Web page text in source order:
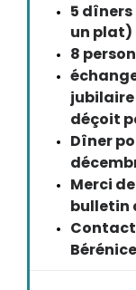
5
un plat)
8
jubilaire
déçoit
Dîner
Merci
bulletin
Contact